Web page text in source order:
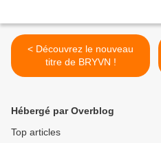
< Découvrez le nouveau
titre de BRYVN !
Hébergé par Overblog
Top articles